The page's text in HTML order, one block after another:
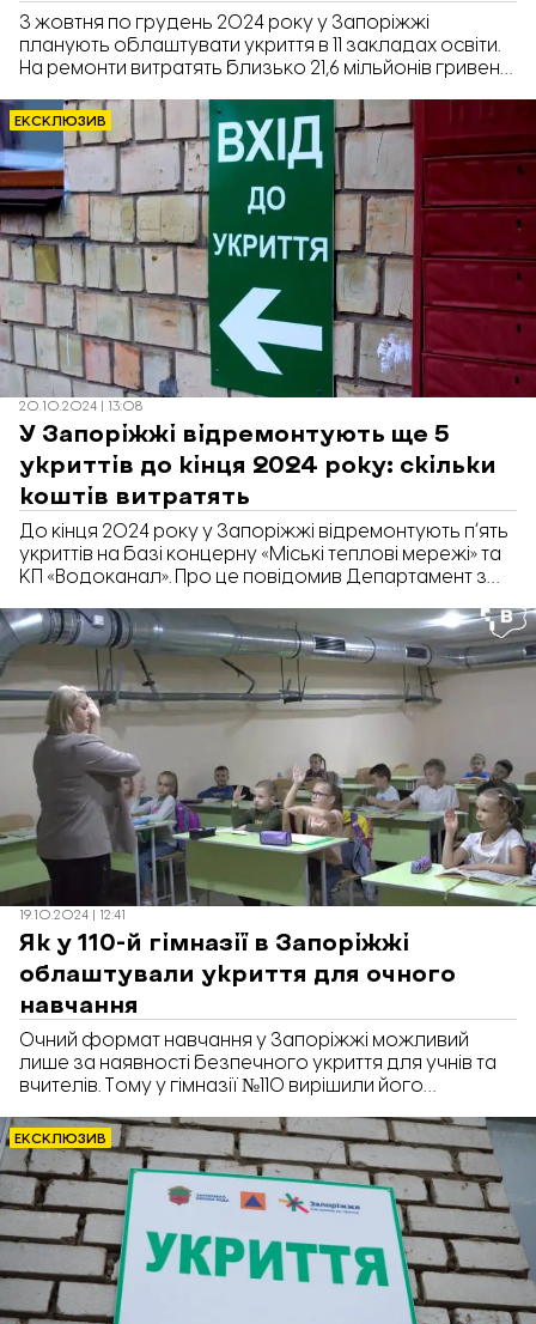
З жовтня по грудень 2024 року у Запоріжжі
планують облаштувати укриття в 11 закладах освіти.
На ремонти витратять близько 21,6 мільйонів гривень,
Запорізької міської ради у відповіді на
інформаційний запит «Відбудови. Запоріжжя».
ЕКСКЛЮЗИВ
20.10.2024 | 13:08
У Запоріжжі відремонтують ще 5
укриттів до кінця 2024 року: скільки
коштів витратять
До кінця 2024 року у Запоріжжі відремонтують пʼять
укриттів на базі концерну «Міські теплові мережі» та
КП «Водоканал». Про це повідомив Департамент з
підприємств Запорізької міської ради у відповіді на
інформаційний запит «Відбудови. Запоріжжя».
19.10.2024 | 12:41
Як у 110-й гімназії в Запоріжжі
облаштували укриття для очного
навчання
Очний формат навчання у Запоріжжі можливий
лише за наявності безпечного укриття для учнів та
вчителів. Тому у гімназії №110 вирішили його
Про це у коментарі «Відбудові. Запоріжжя» розповів
директор гімназії №110 Аркадій Демченко.
ЕКСКЛЮЗИВ